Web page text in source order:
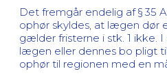
Det fremgår endelig af § 35
ophør skyldes, at lægen dør
gælder fristerne i stk. 1 ikke.
lægen eller dennes bo pligt
ophør til regionen med en